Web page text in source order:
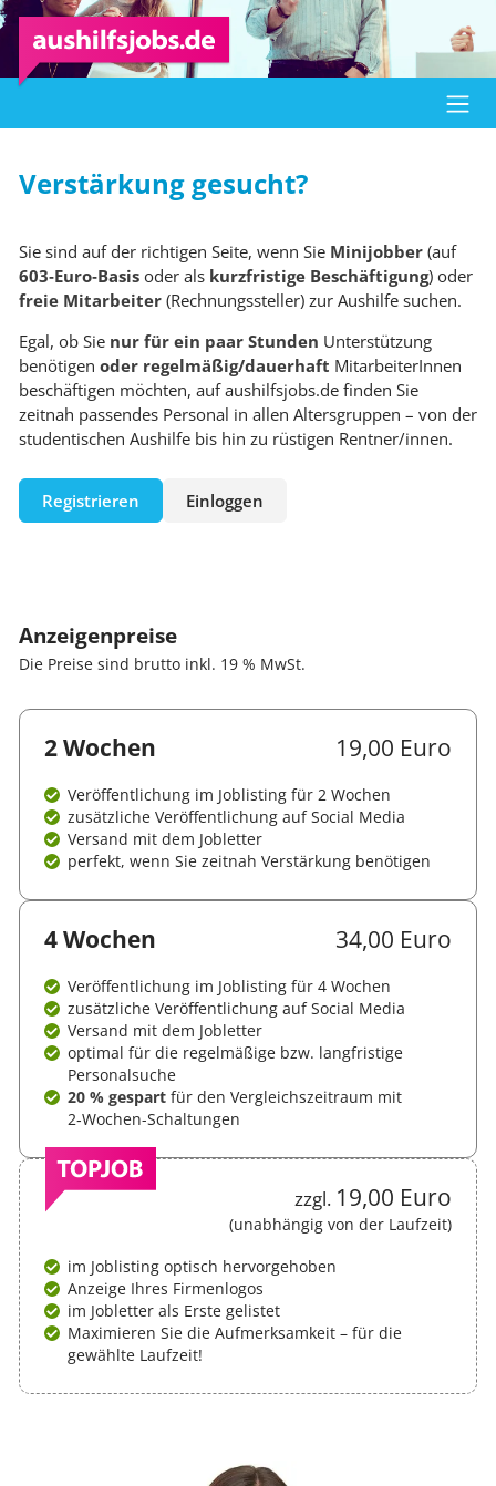
Verstärkung gesucht?
Sie sind auf der richtigen Seite, wenn Sie Minijobber (auf
603‑Euro‑Basis oder als kurzfristige Beschäftigung) oder
freie Mitarbeiter (Rechnungssteller) zur Aushilfe suchen.
Egal, ob Sie nur für ein paar Stunden Unterstützung
benötigen oder regelmäßig/dauerhaft MitarbeiterInnen
beschäftigen möchten, auf aushilfsjobs.de finden Sie
zeitnah passendes Personal in allen Altersgruppen – von der
studentischen Aushilfe bis hin zu rüstigen Rentner/innen.
Registrieren Einloggen
Anzeigenpreise
Die Preise sind brutto inkl. 19 % MwSt.
2 Wochen 19,00 Euro
Veröffentlichung im Joblisting für 2 Wochen
zusätzliche Veröffentlichung auf Social Media
Versand mit dem Jobletter
perfekt, wenn Sie zeitnah Verstärkung benötigen
4 Wochen 34,00 Euro
Veröffentlichung im Joblisting für 4 Wochen
zusätzliche Veröffentlichung auf Social Media
Versand mit dem Jobletter
optimal für die regelmäßige bzw. langfristige
Personalsuche
20 % gespart für den Vergleichs­zeitraum mit
2‑Wochen-Schaltungen
zzgl. 19,00 Euro
(unabhängig von der Laufzeit)
im Joblisting optisch hervorgehoben
Anzeige Ihres Firmenlogos
im Jobletter als Erste gelistet
Maximieren Sie die Aufmerksamkeit – für die
gewählte Laufzeit!